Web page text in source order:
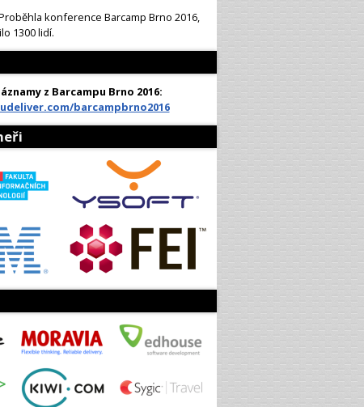
konference Barcamp Brno 2016,
1300 lidí.
z Barcampu Brno 2016:
barcampbrno2016